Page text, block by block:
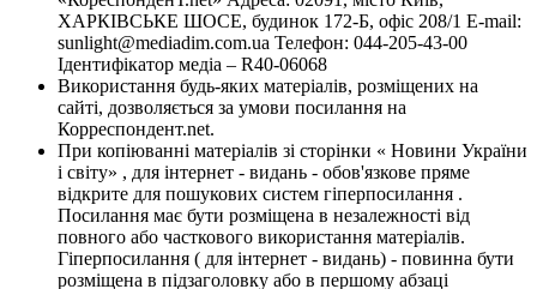
ХАРКІВСЬКЕ ШОСЕ, будинок 172-Б, офіс 208/1 E-mail:
sunlight@mediadim.com.ua Телефон: 044-205-43-00
Ідентифікатор медіа – R40-06068
Використання будь-яких матеріалів, розміщених на
сайті, дозволяється за умови посилання на
Корреспондент.net.
При копіюванні матеріалів зі сторінки « Новини України
і світу» , для інтернет - видань - обов'язкове пряме
відкрите для пошукових систем гіперпосилання .
Посилання має бути розміщена в незалежності від
повного або часткового використання матеріалів.
Гіперпосилання ( для інтернет - видань) - повинна бути
розміщена в підзаголовку або в першому абзаці